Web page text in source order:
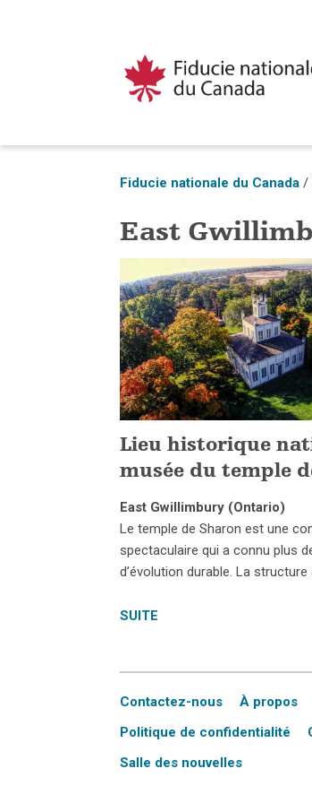
Fiducie nationale du Canada /
East
Lieu historique
musée du temple
East Gwillimbury (Ontario)
Le temple de Sharon est une
spectaculaire qui a connu plus
d’évolution durable. La structure
SUITE
Contactez-nous À propos
Politique de confidentialité
Salle des nouvelles